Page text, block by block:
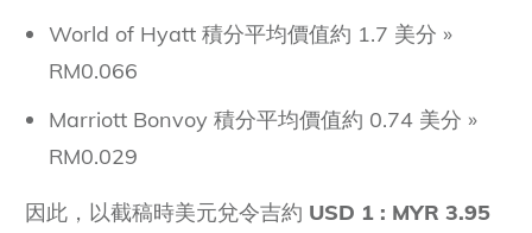
World of Hyatt 積分平均價值約 1.7 美分 »
RM0.066
Marriott Bonvoy 積分平均價值約 0.74 美分 »
RM0.029
因此，以截稿時美元兌令吉約 USD 1 : MYR 3.95